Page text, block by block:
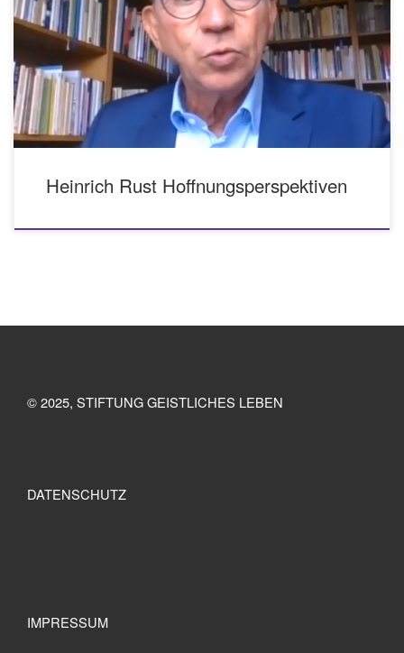
Vortrag von Dr. Heinrich Christian Rust auf der Jahrestagung 2021 zum
Thema: Vorwärts-Gehen, Hoffnungsperspektiven auf dem Weg in die Zukunft.
Aus einer Mitschrift des Vortrags ist eine schriftliche Version entstanden.
Hier als pdf-Dokument zum Download.
Heinrich Rust Hoffnungsperspektiven
© 2025, STIFTUNG GEISTLICHES LEBEN
DATENSCHUTZ
IMPRESSUM